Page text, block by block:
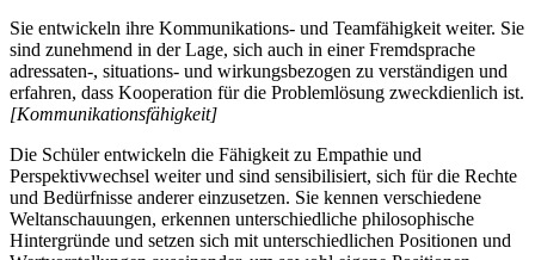
Sie entwickeln ihre Kommunikations- und Teamfähigkeit weiter. Sie
sind zunehmend in der Lage, sich auch in einer Fremdsprache
adressaten-, situations- und wirkungsbezogen zu verständigen und
erfahren, dass Kooperation für die Problemlösung zweckdienlich ist.
[Kommunikationsfähigkeit]
Die Schüler entwickeln die Fähigkeit zu Empathie und
Perspektivwechsel weiter und sind sensibilisiert, sich für die Rechte
und Bedürfnisse anderer einzusetzen. Sie kennen verschiedene
Weltanschauungen, erkennen unterschiedliche philosophische
Hintergründe und setzen sich mit unterschiedlichen Positionen und